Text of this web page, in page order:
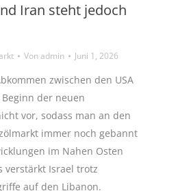
Iran steht jedoch
Vonadmin Juni 1, 2026
zwischen den USA
der neuen
vor, sodass man an den
immer noch gebannt
im Nahen Osten
verstärkt Israel trotz
auf den Libanon.